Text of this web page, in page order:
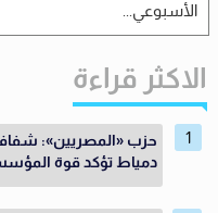
الأسبوعي...
الاكثر قراءة
حزب «المصريين»:
دمياط تؤكد قوة